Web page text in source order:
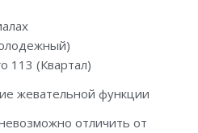
113 (Квартал)
жевательной функции
отличить от